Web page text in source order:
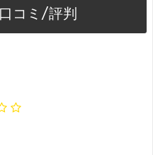
コミ/評判